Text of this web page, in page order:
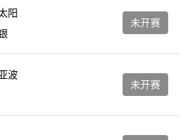
阳
未开赛
波
未开赛